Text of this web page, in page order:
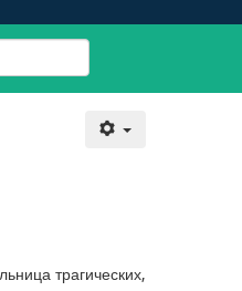
трагических,